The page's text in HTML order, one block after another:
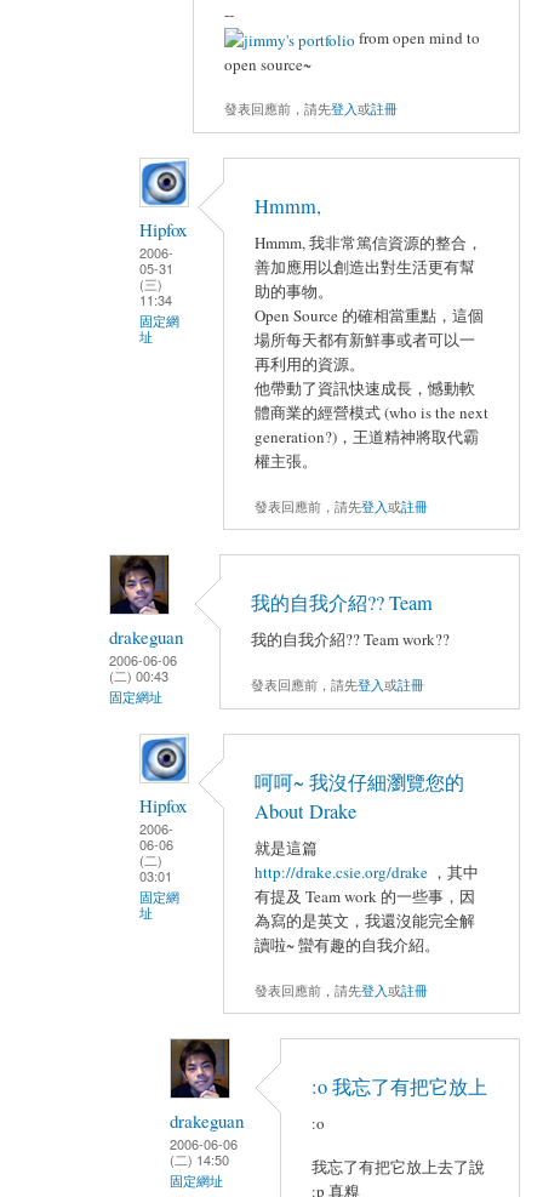
--
from open mind to
open source~
發表回應前，請先登入或註冊
Hipfox
2006-
05-31
(三)
11:34
固定網
址
Hmmm,
Hmmm, 我非常篤信資源的整合，
善加應用以創造出對生活更有幫
助的事物。
Open Source 的確相當重點，這個
場所每天都有新鮮事或者可以一
再利用的資源。
他帶動了資訊快速成長，憾動軟
體商業的經營模式 (who is the next
generation?)，王道精神將取代霸
權主張。
發表回應前，請先登入或註冊
drakeguan
2006-06-06
(二) 00:43
固定網址
我的自我介紹?? Team
我的自我介紹?? Team work??
發表回應前，請先登入或註冊
Hipfox
2006-
06-06
(二)
03:01
固定網
址
呵呵~ 我沒仔細瀏覽您的
About Drake
就是這篇
http://drake.csie.org/drake ，其中
有提及 Team work 的一些事，因
為寫的是英文，我還沒能完全解
讀啦~ 蠻有趣的自我介紹。
發表回應前，請先登入或註冊
drakeguan
2006-06-06
(二) 14:50
固定網址
:o 我忘了有把它放上
:o
我忘了有把它放上去了說
:p 真糗